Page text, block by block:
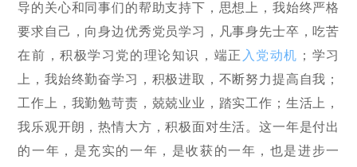
导的关心和同事们的帮助支持下，思想上，我始终严格
要求自己，向身边优秀党员学习，凡事身先士卒，吃苦
在前，积极学习党的理论知识，端正 入党动机 ；学习
上，我始终勤奋学习，积极进取，不断努力提高自我；
工作上，我勤勉苛责，兢兢业业，踏实工作；生活上，
我乐观开朗，热情大方，积极面对生活。这一年是付出
的一年，是充实的一年，是收获的一年，也是进步一